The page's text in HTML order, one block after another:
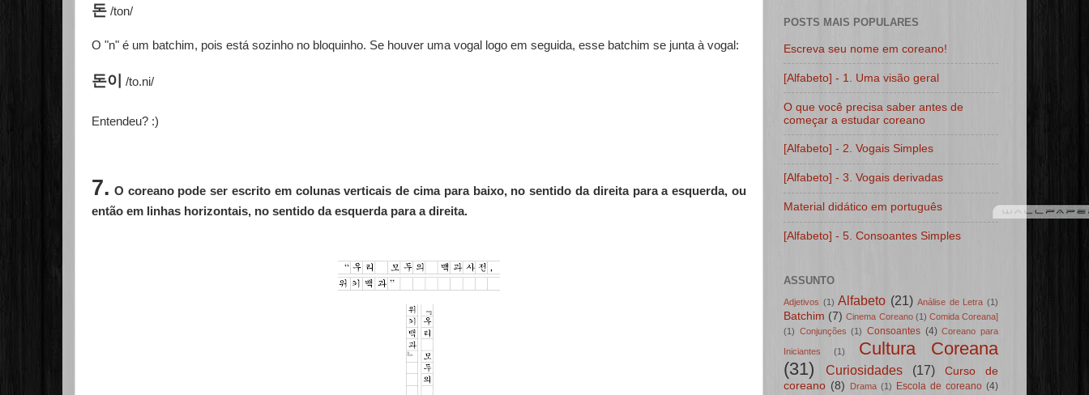
돈 /ton/
O "n" é um batchim, pois está sozinho no bloquinho. Se houver uma vogal logo em seguida, esse batchim se junta à vogal:
돈이 /to.ni/
Entendeu? :)
7. O coreano pode ser escrito em colunas verticais de cima para baixo, no sentido da direita para a esquerda, ou
então em linhas horizontais, no sentido da esquerda para a direita.
POSTS MAIS POPULARES
Escreva seu nome em coreano!
[Alfabeto] - 1. Uma visão geral
O que você precisa saber antes de
começar a estudar coreano
[Alfabeto] - 2. Vogais Simples
[Alfabeto] - 3. Vogais derivadas
Material didático em português
[Alfabeto] - 5. Consoantes Simples
ASSUNTO
Adjetivos (1) Alfabeto (21) Análise de Letra (1)
Batchim (7) Cinema Coreano (1) Comida Coreana]
(1) Conjunções (1) Consoantes (4) Coreano para
Iniciantes (1)
Cultura Coreana
(31)
Curiosidades (17)
Curso de
coreano (8) Drama (1) Escola de coreano (4)